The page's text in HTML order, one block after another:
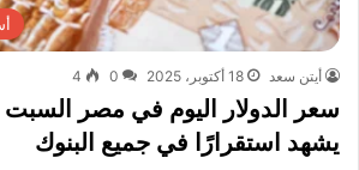
أيتن سعد 18 أكتوبر، 2025 0
4
يشهد استقرارًا في جميع البنوك